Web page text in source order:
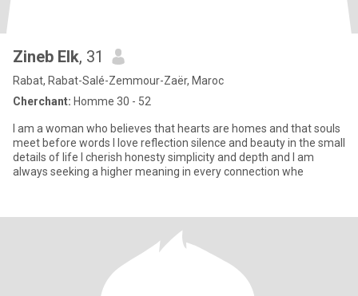
Zineb Elk, 31
Rabat, Rabat-Salé-Zemmour-Zaër, Maroc
Cherchant: Homme 30 - 52
I am a woman who believes that hearts are homes and that souls
meet before words I love reflection silence and beauty in the small
details of life I cherish honesty simplicity and depth and I am
always seeking a higher meaning in every connection whe